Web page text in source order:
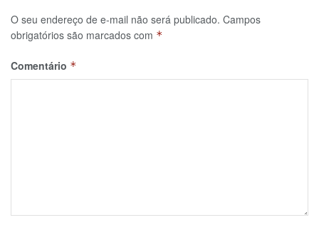
O seu endereço de e-mail não será publicado. Campos
obrigatórios são marcados com *
Comentário *